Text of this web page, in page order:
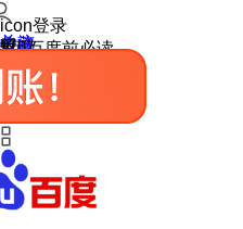
登录
注
藏
心
馈
用百度前必读